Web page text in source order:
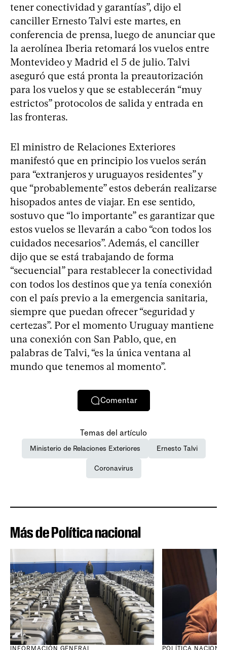
tener conectividad y garantías”, dijo el
canciller Ernesto Talvi este martes, en
conferencia de prensa, luego de anunciar que
la aerolínea Iberia retomará los vuelos entre
Montevideo y Madrid el 5 de julio. Talvi
aseguró que está pronta la preautorización
para los vuelos y que se establecerán “muy
estrictos” protocolos de salida y entrada en
las fronteras.
El ministro de Relaciones Exteriores
manifestó que en principio los vuelos serán
para “extranjeros y uruguayos residentes” y
que “probablemente” estos deberán realizarse
hisopados antes de viajar. En ese sentido,
sostuvo que “lo importante” es garantizar que
estos vuelos se llevarán a cabo “con todos los
cuidados necesarios”. Además, el canciller
dijo que se está trabajando de forma
“secuencial” para restablecer la conectividad
con todos los destinos que ya tenía conexión
con el país previo a la emergencia sanitaria,
siempre que puedan ofrecer “seguridad y
certezas”. Por el momento Uruguay mantiene
una conexión con San Pablo, que, en
palabras de Talvi, “es la única ventana al
mundo que tenemos al momento”.
Comentar
Temas del artículo
Ministerio de Relaciones Exteriores Ernesto Talvi
Coronavirus
Más de Política nacional
INFORMACIÓN GENERAL POLÍTICA